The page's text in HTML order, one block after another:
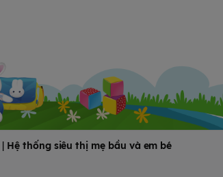
| Hệ thống siêu thị mẹ bầu và em bé